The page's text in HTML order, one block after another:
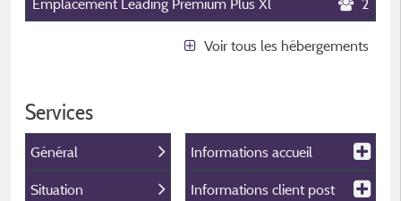
Emplacement Leading Premium Plus Xl 2
Voir tous les hébergements
Services
Général
Situation
Informations accueil
Informations client post